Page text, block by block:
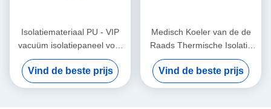
Isolatiemateriaal PU - VIP
vacuüm isolatiepaneel voor
zelf in elkaar te zetten
koelbox
Vind de beste prijs
Medisch Koeler van de de
Raads Thermische Isolatie
van Doosspliceable VPU
Materiaal 30x30x3cm
Vind de beste prijs